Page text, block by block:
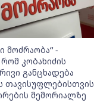
მოძრაობა“ -
კობახიძის
განცხადება
თავისუფლებისთვის
მემორიალზე